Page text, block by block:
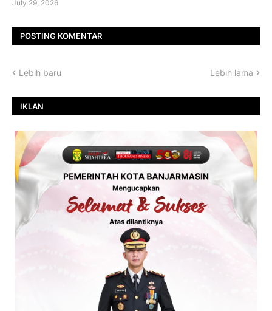
July 29, 2026
POSTING KOMENTAR
Lebih baru Lebih lama
IKLAN